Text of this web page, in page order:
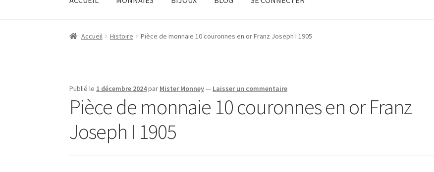
Accueil Histoire Pièce de monnaie 10 couronnes en or Franz Joseph I 1905
Publié le 1 décembre 2024par Mister Monney— Laisser un commentaire
Pièce de monnaie 10 couronnes en or Franz
Joseph I 1905